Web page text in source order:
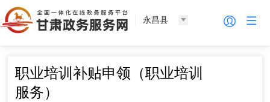
永昌县
职业培训补贴申领（职业培训
服务）